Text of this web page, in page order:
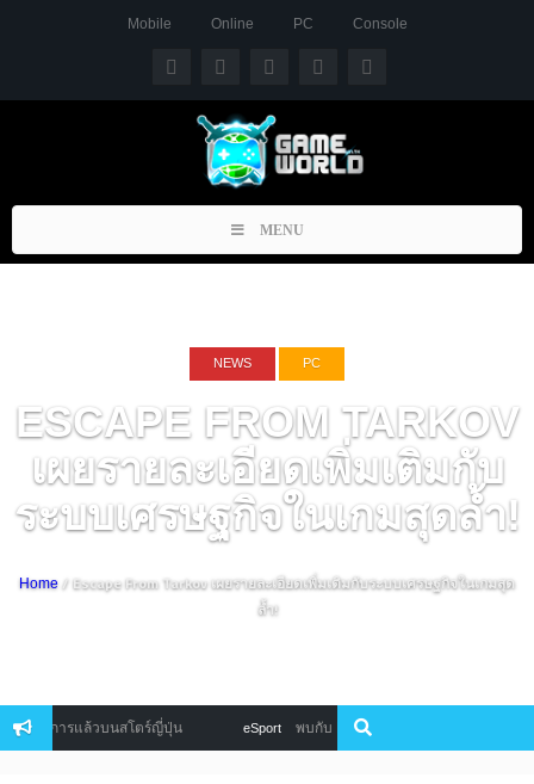
Mobile Online PC Console
Toggle
navigation
MENU
NEWS PC
ESCAPE FROM TARKOV
เผยรายละเอียดเพิ่มเติมกับ
ระบบเศรษฐกิจในเกมสุดล้ำ!
Home / Escape From Tarkov เผยรายละเอียดเพิ่มเติมกับระบบเศรษฐกิจในเกมสุด
ล้ำ!
ริการแล้วบนสโตร์ญี่ปุ่น eSport พบกับ Lineage2 Revolution Tournament